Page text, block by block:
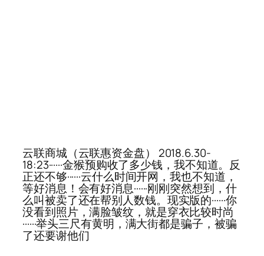
云联商城（云联惠资金盘） 2018.6.30-
18:23······金猴预购收了多少钱，我不知道。反
正还不够······云什么时间开网，我也不知道，
等好消息！会有好消息······刚刚突然想到，什
么叫被卖了还在帮别人数钱。现实版的······你
没看到照片，满脸皱纹，就是穿衣比较时尚
······举头三尺有黄明，满大街都是骗子，被骗
了还要谢他们